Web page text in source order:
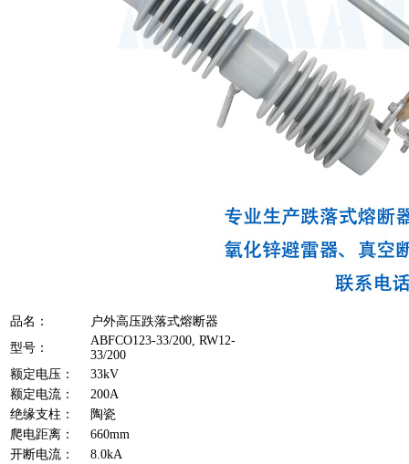
品名：
户外高压跌落式熔断器
型号：
ABFCO123-33/200, RW12-
33/200
额定电压：
33kV
额定电流：
200A
绝缘支柱：
陶瓷
爬电距离：
660mm
开断电流：
8.0kA